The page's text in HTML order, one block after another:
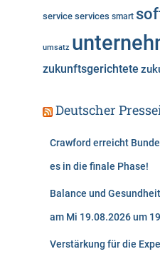
service services smart
umsatz
zukunftsgerichtete
Deutscher
Crawford erreicht
es in die finale Phase!
Balance und
am Mi 19.08.2026 um
Verstärkung für die